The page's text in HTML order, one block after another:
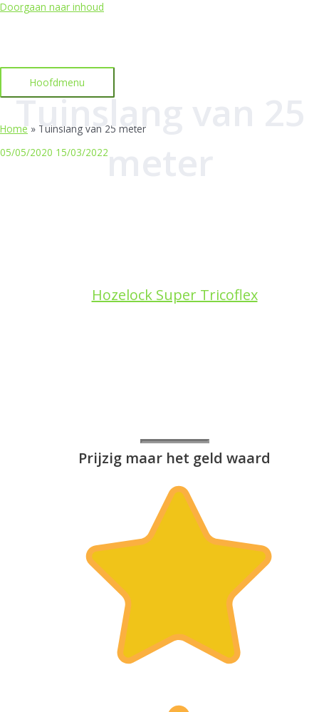
Doorgaan naar inhoud
Hoofdmenu
Home » Tuinslang van 25 meter
05/05/2020 15/03/2022
Tuinslang van 25
meter
Hozelock Super Tricoflex
Prijzig maar het geld waard